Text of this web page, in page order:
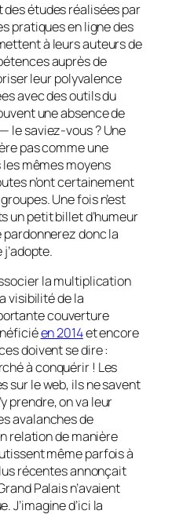
études réalisées par
pratiques en ligne des
à leurs auteurs de
auprès de
leur polyvalence
avec des outils du
une absence de
le saviez-vous ? Une
pas comme une
mêmes moyens
n’ont certainement
Une fois n’est
un petit billet d’humeur
donc la
la multiplication
visibilité de la
couverture
en 2014et encore
doivent se dire :
à conquérir ! Les
sur le web, ils ne savent
prendre, on va leur
avalanches de
relation de manière
même parfois à
récentes annonçait
Palais n’avaient
J’imagine d’ici la